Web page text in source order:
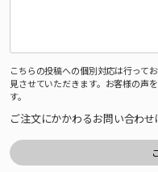
こちらの投稿への個別対応は行って
見させていただきます。お客様の声
す。
ご注文にかかわるお問い合わせ